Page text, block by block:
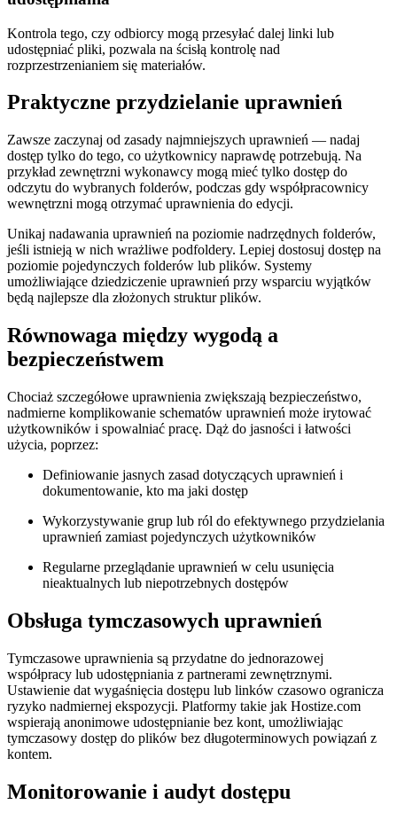
Kontrola tego, czy odbiorcy mogą przesyłać dalej linki lub
udostępniać pliki, pozwala na ścisłą kontrolę nad
rozprzestrzenianiem się materiałów.
Praktyczne przydzielanie uprawnień
Zawsze zaczynaj od zasady najmniejszych uprawnień — nadaj
dostęp tylko do tego, co użytkownicy naprawdę potrzebują. Na
przykład zewnętrzni wykonawcy mogą mieć tylko dostęp do
odczytu do wybranych folderów, podczas gdy współpracownicy
wewnętrzni mogą otrzymać uprawnienia do edycji.
Unikaj nadawania uprawnień na poziomie nadrzędnych folderów,
jeśli istnieją w nich wrażliwe podfoldery. Lepiej dostosuj dostęp na
poziomie pojedynczych folderów lub plików. Systemy
umożliwiające dziedziczenie uprawnień przy wsparciu wyjątków
będą najlepsze dla złożonych struktur plików.
Równowaga między wygodą a
bezpieczeństwem
Chociaż szczegółowe uprawnienia zwiększają bezpieczeństwo,
nadmierne komplikowanie schematów uprawnień może irytować
użytkowników i spowalniać pracę. Dąż do jasności i łatwości
użycia, poprzez:
Definiowanie jasnych zasad dotyczących uprawnień i
dokumentowanie, kto ma jaki dostęp
Wykorzystywanie grup lub ról do efektywnego przydzielania
uprawnień zamiast pojedynczych użytkowników
Regularne przeglądanie uprawnień w celu usunięcia
nieaktualnych lub niepotrzebnych dostępów
Obsługa tymczasowych uprawnień
Tymczasowe uprawnienia są przydatne do jednorazowej
współpracy lub udostępniania z partnerami zewnętrznymi.
Ustawienie dat wygaśnięcia dostępu lub linków czasowo ogranicza
ryzyko nadmiernej ekspozycji. Platformy takie jak Hostize.com
wspierają anonimowe udostępnianie bez kont, umożliwiając
tymczasowy dostęp do plików bez długoterminowych powiązań z
kontem.
Monitorowanie i audyt dostępu